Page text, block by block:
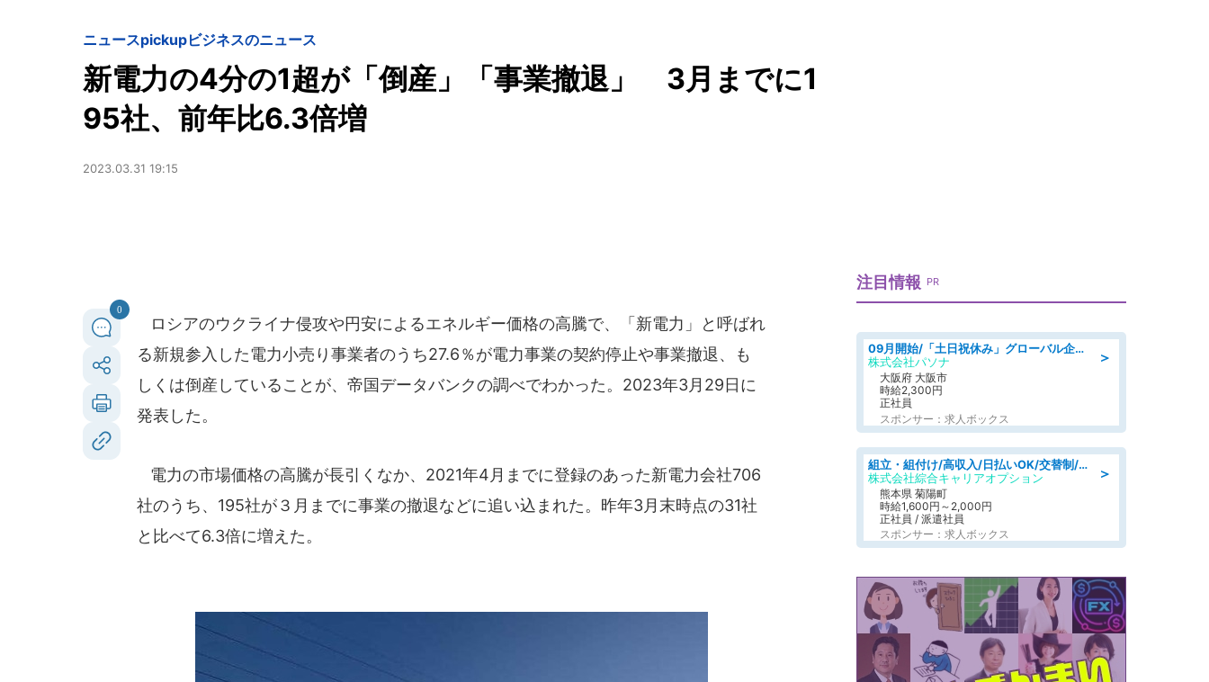
ニュースpickupビジネスのニュース
新電力の4分の1超が「倒産」「事業撤退」 3月までに1
95社、前年比6.3倍増
2023.03.31 19:15
0
ロシアのウクライナ侵攻や円安によるエネルギー価格の高騰で、「新電力」と呼ばれ
る新規参入した電力小売り事業者のうち27.6％が電力事業の契約停止や事業撤退、も
しくは倒産していることが、帝国データバンクの調べでわかった。2023年3月29日に
発表した。
電力の市場価格の高騰が長引くなか、2021年4月までに登録のあった新電力会社706
社のうち、195社が３月までに事業の撤退などに追い込まれた。昨年3月末時点の31社
と比べて6.3倍に増えた。
注目情報 PR
＞
09月開始/「土日祝休み」グローバル企業での産業保健のお仕事/保健師/高時給/残業なし/服装自由
株式会社パソナ
大阪府 大阪市
時給2,300円
正社員
スポンサー：求人ボックス
＞
組立・組付け/高収入/日払いOK/交替制/20・30・40代活躍中/製造 工場
株式会社綜合キャリアオプション
熊本県 菊陽町
時給1,600円～2,000円
正社員 / 派遣社員
スポンサー：求人ボックス